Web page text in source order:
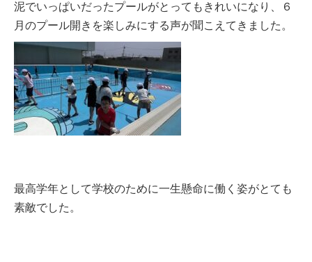
泥でいっぱいだったプールがとってもきれいになり、６
月のプール開きを楽しみにする声が聞こえてきました。
最高学年として学校のために一生懸命に働く姿がとても
素敵でした。